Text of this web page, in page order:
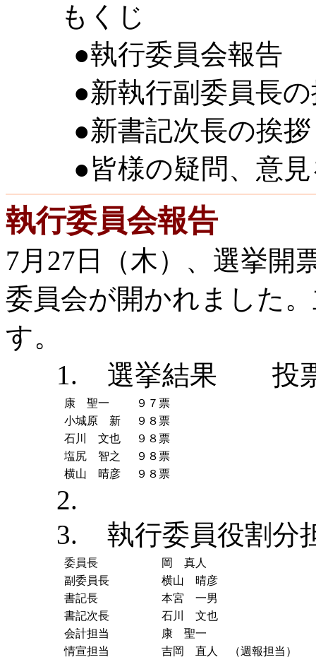
もくじ
●執行委員会報告
●新執行副委員長
●新書記次長の挨拶
●皆様の疑問、意
執行委員会報告
7月27日（木）、選挙開
委員会が開かれました
す。
1.
選挙結果 投
康 聖一
９７票
小城原 新
９８票
石川 文也
９８票
塩尻 智之
９８票
横山 晴彦
９８票
2.
3.
執行委員役割分
委員長
岡 真人
副委員長
横山 晴彦
書記長
本宮 一男
書記次長
石川 文也
会計担当
康 聖一
情宣担当
吉岡 直人 （週報担当）